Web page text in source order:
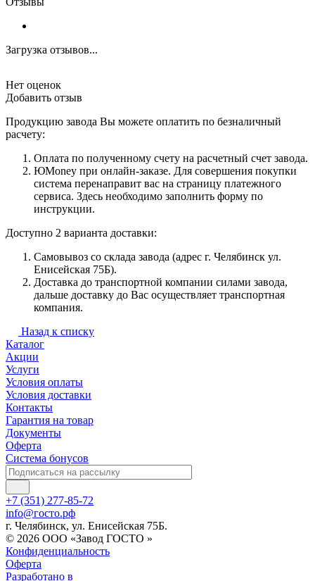
Загрузка отзывов...
Нет оценок
Добавить отзыв
Продукцию завода Вы можете оплатить по безналичный
расчету:
Оплата по полученному счету на расчетный счет завода.
ЮMoney при онлайн-заказе. Для совершения покупки
система перенаправит вас на страницу платежного
сервиса. Здесь необходимо заполнить форму по
инструкции.
Доступно 2 варианта доставки:
Самовывоз со склада завода (адрес г. Челябинск ул.
Енисейская 75Б).
Доставка до транспортной компании силами завода,
дальше доставку до Вас осуществляет транспортная
компания.
Назад к списку
Каталог
Акции
Услуги
Условия оплаты
Условия доставки
Контакты
Гарантия на товар
Документы
Оферта
Система бонусов
+7 (351) 277-85-72
info@госто.рф
г. Челябинск, ул. Енисейская 75Б.
© 2026 ООО «Завод ГОСТО »
Конфиденциальность
Оферта
Разработано в